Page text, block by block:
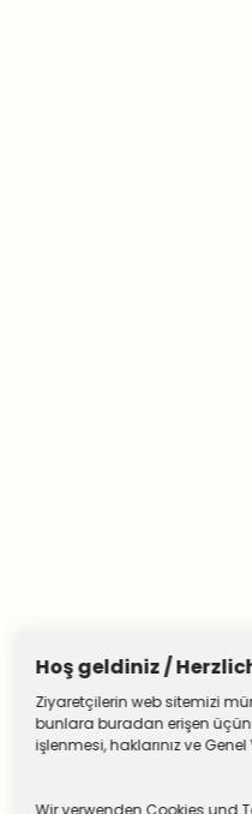
Hoş geldiniz /
Ziyaretçilerin web sitemizi
bunlara buradan erişen
işlenmesi, haklarınız ve
Wir verwenden Cookies und